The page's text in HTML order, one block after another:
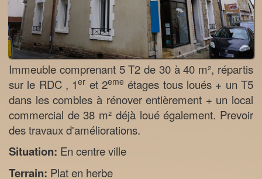
Immeuble comprenant 5 T2 de 30 à 40 m², répartis
sur le RDC , 1er et 2eme étages tous loués + un T5
dans les combles à rénover entièrement + un local
commercial de 38 m² déjà loué également. Prevoir
des travaux d'améliorations.
Situation: En centre ville
Terrain: Plat en herbe